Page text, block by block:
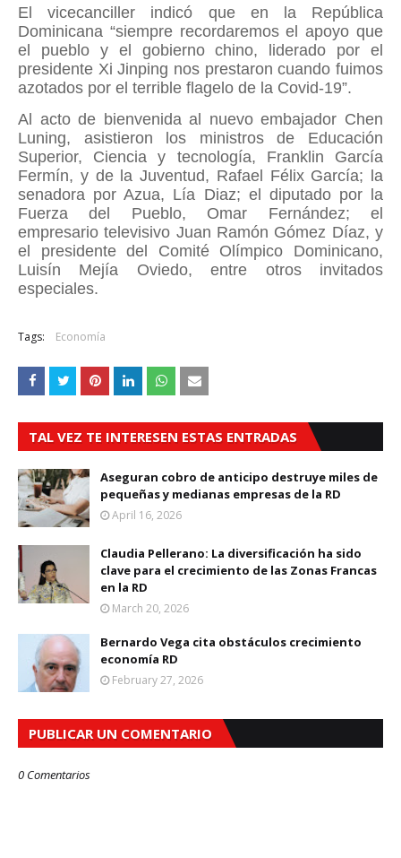
El vicecanciller indicó que en la República
Dominicana “siempre recordaremos el apoyo que
el pueblo y el gobierno chino, liderado por el
presidente Xi Jinping nos prestaron cuando fuimos
azotados por el terrible flagelo de la Covid-19”.
Al acto de bienvenida al nuevo embajador Chen
Luning, asistieron los ministros de Educación
Superior, Ciencia y tecnología, Franklin García
Fermín, y de la Juventud, Rafael Félix García; la
senadora por Azua, Lía Diaz; el diputado por la
Fuerza del Pueblo, Omar Fernández; el
empresario televisivo Juan Ramón Gómez Díaz, y
el presidente del Comité Olímpico Dominicano,
Luisín Mejía Oviedo, entre otros invitados
especiales.
Tags: Economía
TAL VEZ TE INTERESEN ESTAS ENTRADAS
Aseguran cobro de anticipo destruye miles de
pequeñas y medianas empresas de la RD
April 16, 2026
Claudia Pellerano: La diversificación ha sido
clave para el crecimiento de las Zonas Francas
en la RD
March 20, 2026
Bernardo Vega cita obstáculos crecimiento
economía RD
February 27, 2026
PUBLICAR UN COMENTARIO
0 Comentarios